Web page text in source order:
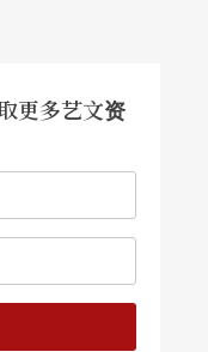
更多艺文资